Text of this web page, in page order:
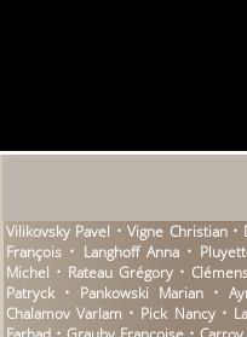
Vilikovsky Pavel • Vigne Christian
François • Langhoff Anna •
Michel • Rateau Grégory •
Patryck • Pankowski Marian •
Chalamov Varlam • Pick Nancy •